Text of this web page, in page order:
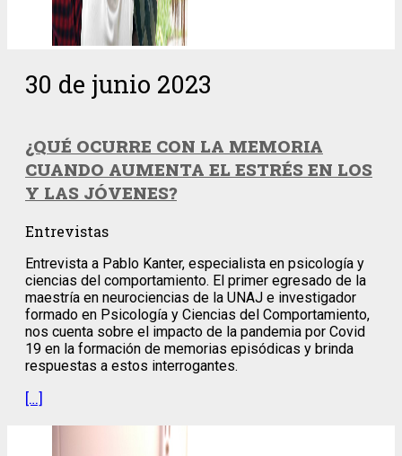
30 de junio 2023
¿QUÉ OCURRE CON LA MEMORIA
CUANDO AUMENTA EL ESTRÉS EN LOS
Y LAS JÓVENES?
Entrevistas
Entrevista a Pablo Kanter, especialista en psicología y
ciencias del comportamiento. El primer egresado de la
maestría en neurociencias de la UNAJ e investigador
formado en Psicología y Ciencias del Comportamiento,
nos cuenta sobre el impacto de la pandemia por Covid
19 en la formación de memorias episódicas y brinda
respuestas a estos interrogantes.
[…]